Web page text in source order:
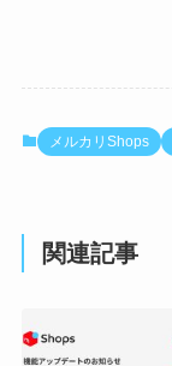
メルカリShops
関連記事